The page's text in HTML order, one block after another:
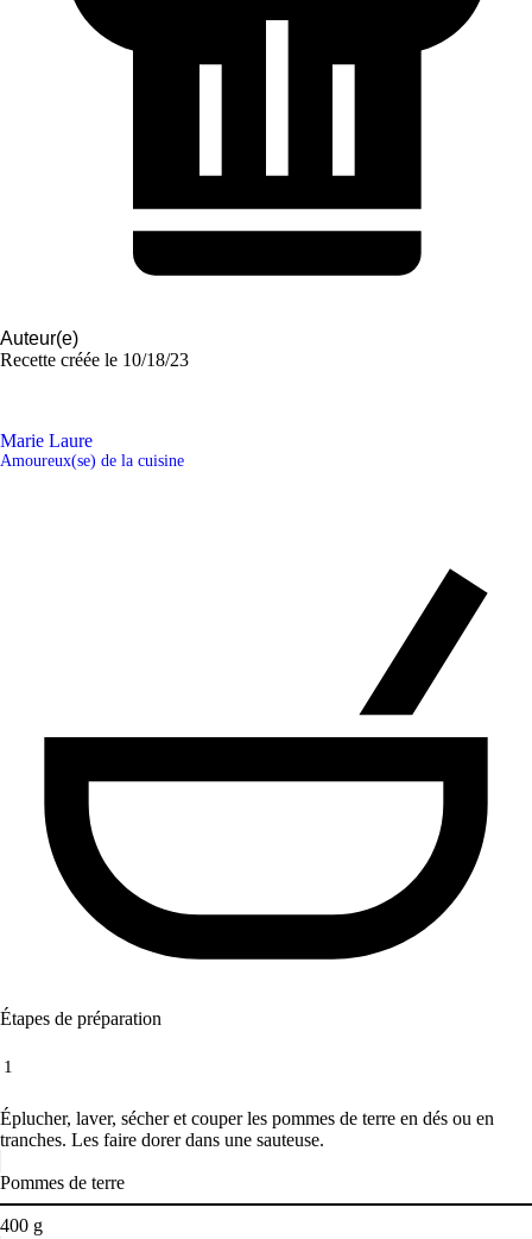
Auteur(e)
Recette créée le 10/18/23
Marie Laure
Amoureux(se) de la cuisine
Étapes de préparation
1
Éplucher, laver, sécher et couper les pommes de terre en dés ou en
tranches. Les faire dorer dans une sauteuse.
Pommes de terre
400 g